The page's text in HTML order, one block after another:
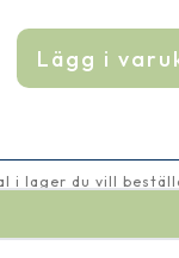
Lägg i
i lager du vill